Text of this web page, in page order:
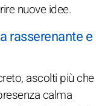
nuove idee.
rasserenante
ascolti più che
calma